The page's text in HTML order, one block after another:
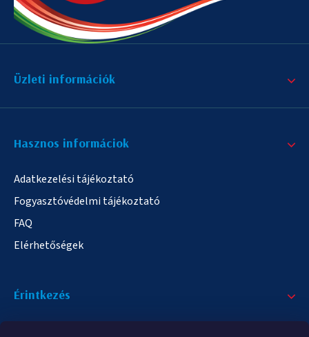
Üzleti információk
Hasznos informáciok
Adatkezelési tájékoztató
Fogyasztóvédelmi tájékoztató
FAQ
Elérhetőségek
Érintkezés